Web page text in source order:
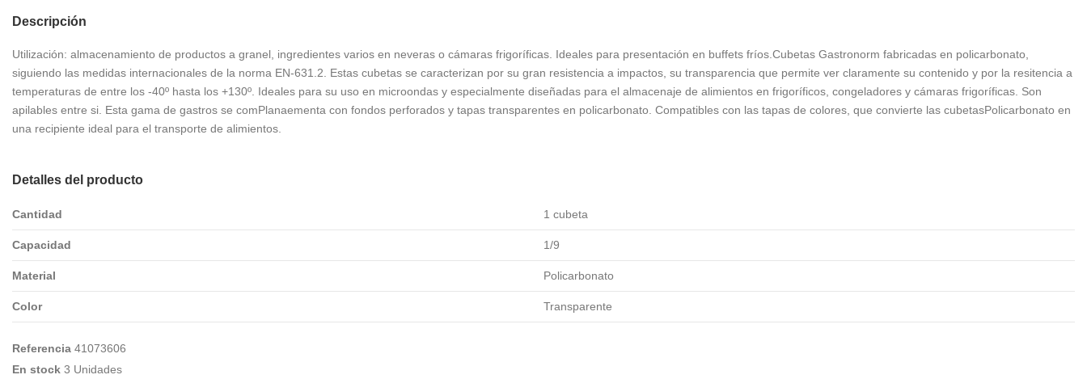
Descripción
Utilización: almacenamiento de productos a granel, ingredientes varios en neveras o cámaras frigoríficas. Ideales para presentación en buffets fríos.Cubetas Gastronorm fabricadas en policarbonato,
siguiendo las medidas internacionales de la norma EN-631.2. Estas cubetas se caracterizan por su gran resistencia a impactos, su transparencia que permite ver claramente su contenido y por la resitencia a
temperaturas de entre los -40º hasta los +130º. Ideales para su uso en microondas y especialmente diseñadas para el almacenaje de alimientos en frigoríficos, congeladores y cámaras frigoríficas. Son
apilables entre si. Esta gama de gastros se comPlanaementa con fondos perforados y tapas transparentes en policarbonato. Compatibles con las tapas de colores, que convierte las cubetasPolicarbonato en
una recipiente ideal para el transporte de alimientos.
Detalles del producto
Cantidad 1 cubeta
Capacidad 1/9
Material Policarbonato
Color Transparente
Referencia 41073606
En stock 3 Unidades